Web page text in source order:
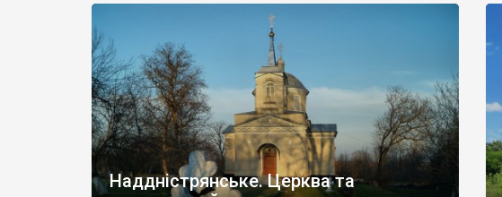
виявилося більше семи гектарів. Перше враження про
абсолютну звичайність польського цвинтаря виявилося
оманливим – […]
Наддністрянське. Церква та